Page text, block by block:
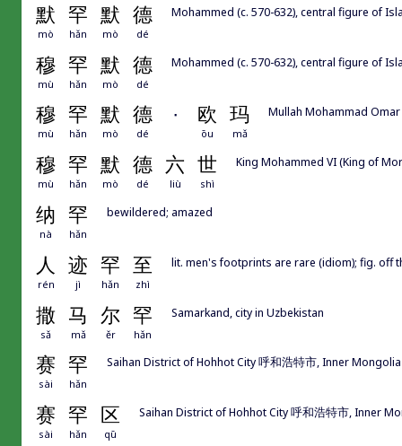
默 罕 默 德
mò hǎn mò dé
Mohammed (c. 570-632), central figure of
穆 罕 默 德
mù hǎn mò dé
Mohammed (c. 570-632), central figure of
穆 罕 默 德 · 欧 玛
mù hǎn mò dé ōu mǎ
Mullah Mohammad
穆 罕 默 德 六 世
mù hǎn mò dé liù shì
King Mohammed VI (King of
纳 罕
nà hǎn
bewildered; amazed
人 迹 罕 至
rén jì hǎn zhì
lit. men's footprints are rare (idiom); fig. off
撒 马 尔 罕
sǎ mǎ ěr hǎn
Samarkand, city in Uzbekistan
赛 罕
sài hǎn
Saihan District of Hohhot City 呼和浩特市, Inner Mongolia
赛 罕 区
sài hǎn qū
Saihan District of Hohhot City 呼和浩特市, Inner